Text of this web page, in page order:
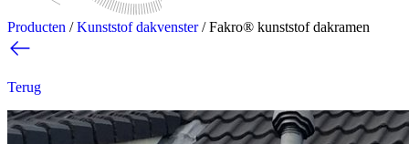
Producten / Kunststof dakvenster / Fakro® kunststof dakramen
Terug